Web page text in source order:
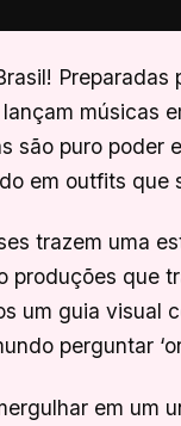
músicas
são puro poder
em outfits
trazem uma
produções que
um guia visual
perguntar
em um